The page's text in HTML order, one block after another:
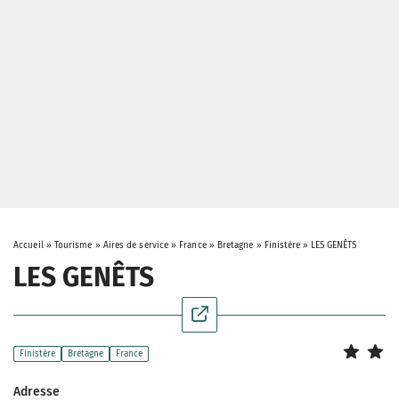
Accueil» Tourisme » Aires de service » France» Bretagne » Finistère » LES GENÊTS
LES GENÊTS
Finistère Bretagne France
Adresse